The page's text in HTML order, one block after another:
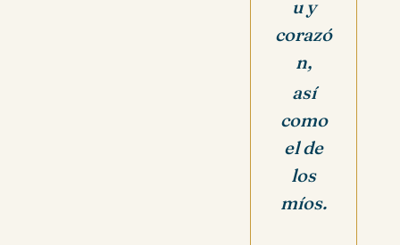
u y
corazó
n,
así
como
el de
los
míos.